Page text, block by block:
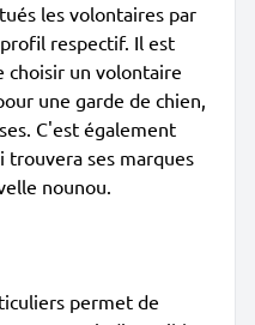
les volontaires par
respectif. Il est
un volontaire
une garde de chien,
C'est également
trouvera ses marques
nounou.
permet de